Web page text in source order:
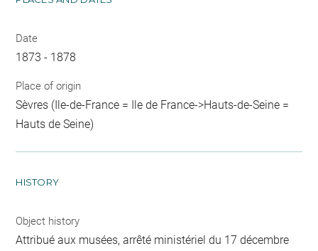
Date
1873 - 1878
Place of origin
Sèvres (Ile-de-France = Ile de France->Hauts-de-Seine =
Hauts de Seine)
HISTORY
Object history
Attribué aux musées, arrêté ministériel du 17 décembre